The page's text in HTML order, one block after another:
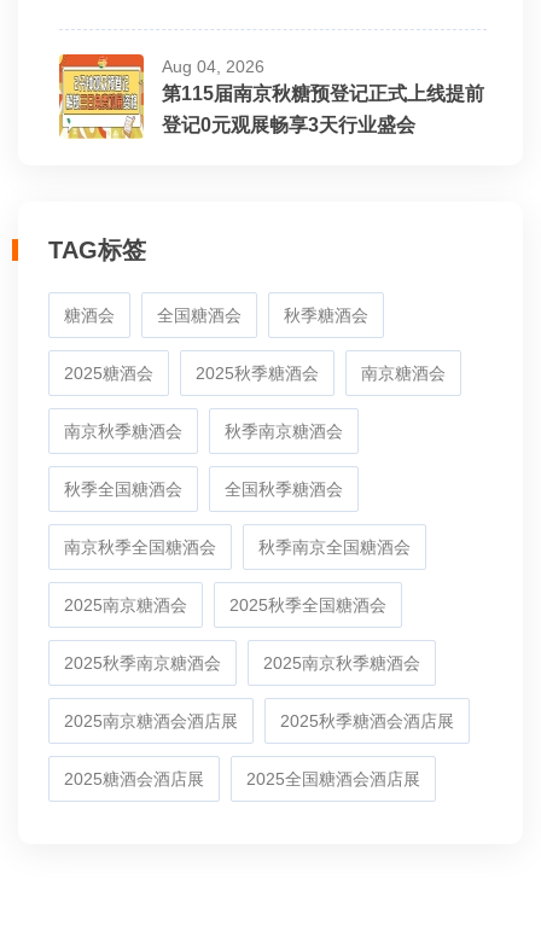
Aug 04, 2026
第115届南京秋糖预登记正式上线提前
登记0元观展畅享3天行业盛会
TAG标签
糖酒会 全国糖酒会 秋季糖酒会
2025糖酒会 2025秋季糖酒会 南京糖酒会
南京秋季糖酒会 秋季南京糖酒会
秋季全国糖酒会 全国秋季糖酒会
南京秋季全国糖酒会 秋季南京全国糖酒会
2025南京糖酒会 2025秋季全国糖酒会
2025秋季南京糖酒会 2025南京秋季糖酒会
2025南京糖酒会酒店展 2025秋季糖酒会酒店展
2025糖酒会酒店展 2025全国糖酒会酒店展